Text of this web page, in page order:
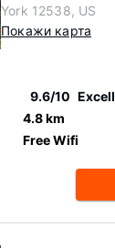
York 12538, US
Покажи карта
9.6/10
4.8 km
Free Wifi